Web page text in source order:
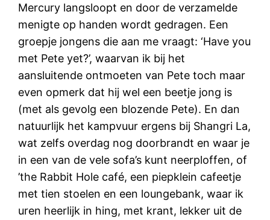
Mercury langsloopt en door de verzamelde
menigte op handen wordt gedragen. Een
groepje jongens die aan me vraagt: ‘Have you
met Pete yet?’, waarvan ik bij het
aansluitende ontmoeten van Pete toch maar
even opmerk dat hij wel een beetje jong is
(met als gevolg een blozende Pete). En dan
natuurlijk het kampvuur ergens bij Shangri La,
wat zelfs overdag nog doorbrandt en waar je
in een van de vele sofa’s kunt neerploffen, of
’the Rabbit Hole café, een piepklein cafeetje
met tien stoelen en een loungebank, waar ik
uren heerlijk in hing, met krant, lekker uit de